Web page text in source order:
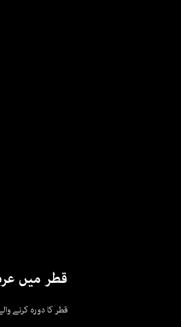
قطر میں
قطر کا دورہ کرنے